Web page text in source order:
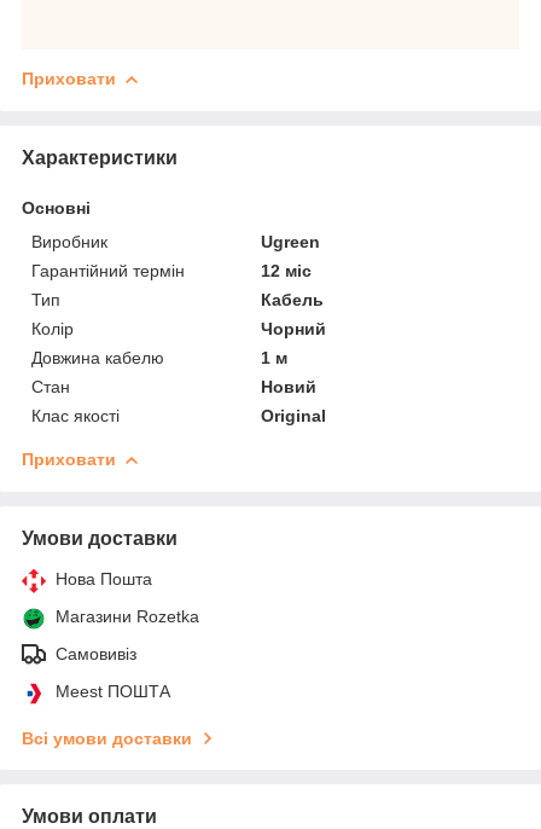
Приховати
Характеристики
Основні
Виробник
Ugreen
Гарантійний термін
12 міс
Тип
Кабель
Колір
Чорний
Довжина кабелю
1 м
Стан
Новий
Клас якості
Original
Приховати
Умови доставки
Нова Пошта
Магазини Rozetka
Самовивіз
Meest ПОШТА
Всі умови доставки
Умови оплати